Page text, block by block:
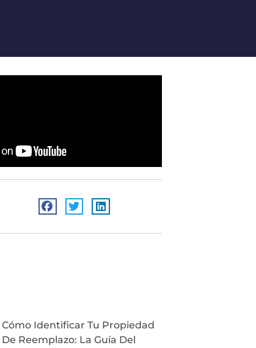
Cómo Identificar Tu Propiedad
De Reemplazo: La Guía Del